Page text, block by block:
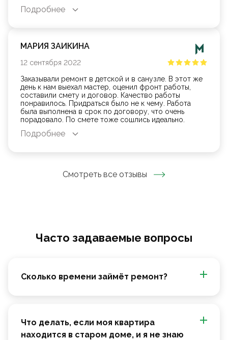
безмерно вам благодарны!!!
Подробнее
МАРИЯ ЗАИКИНА
12 сентября 2022
Заказывали ремонт в детской и в санузле. В этот же
день к нам выехал мастер, оценил фронт работы,
составили смету и договор. Качество работы
понравилось. Придраться было не к чему. Работа
была выполнена в срок по договору, что очень
порадовало. По смете тоже сошлись идеально.
Подробнее
Смотреть все отзывы
Часто задаваемые вопросы
Сколько времени займёт ремонт?
Что делать, если моя квартира
находится в старом доме, и я не знаю